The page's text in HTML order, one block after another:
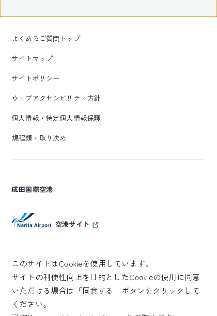
よくあるご質問トップ
サイトマップ
サイトポリシー
ウェブアクセシビリティ方針
個人情報・特定個人情報保護
規程類・取り決め
成田国際空港
空港サイト
SKYTRAX
5スターエアポート
このサイトはCookieを使用しています。
サイトの利便性向上を目的としたCookieの使用に同意
いただける場合は「同意する」ボタンをクリックして
ください。